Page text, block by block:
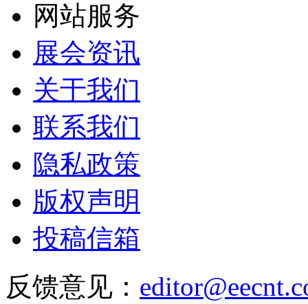
网站服务
展会资讯
关于我们
联系我们
隐私政策
版权声明
投稿信箱
反馈意见：